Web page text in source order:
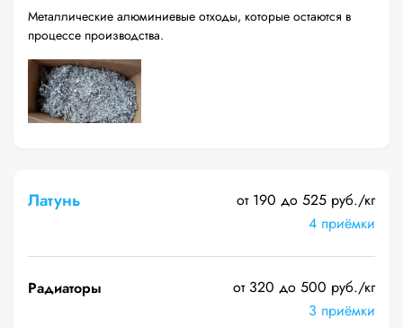
Металлические алюминиевые отходы, которые остаются в
процессе производства.
Латунь
от 190 до 525 руб./кг
4 приёмки
Радиаторы
от 320 до 500 руб./кг
3 приёмки